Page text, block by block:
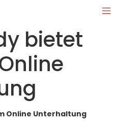
bietet
Online Unterhaltung